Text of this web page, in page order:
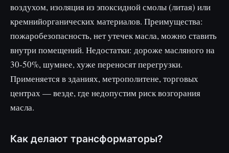
воздухом, изоляция из эпоксидной смолы (литая) или
кремнийорганических материалов. Преимущества:
пожаробезопасность, нет утечек масла, можно ставить
внутри помещений. Недостатки: дороже масляного на
30-50%, шумнее, хуже переносят перегрузки.
Применяется в зданиях, метрополитене, торговых
центрах — везде, где недопустим риск возгорания
масла.
Как делают трансформаторы?